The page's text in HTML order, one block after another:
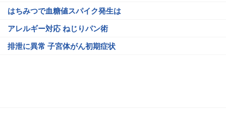
はちみつで血糖値スパイク発生は
アレルギー対応 ねじりパン術
排泄に異常 子宮体がん初期症状